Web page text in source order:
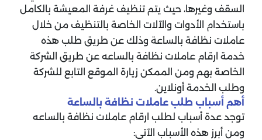
السقف وغيرها، حيث يتم تنظيف غرفة المعيشة بالكامل
باستخدام الأدوات والآلات الخاصة بالتنظيف من خلال
عاملات نظافة بالساعة وذلك عن طريق طلب هذه
خدمة ارقام عاملات نظافة بالساعه عن طريق الشركة
الخاصة بهم ومن الممكن زيارة الموقع التابع للشركة
وطلب الخدمة أونلاين.
أهم أسباب طلب عاملات نظافة بالساعة
توجد عدة أسباب لطلب ارقام عاملات نظافة بالساعه
ومن أبرز هذه الأسباب الآتي: